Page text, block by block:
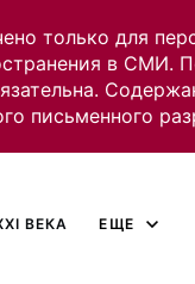
только для
в СМИ.
письменного
ВЕКА ЕЩЕ